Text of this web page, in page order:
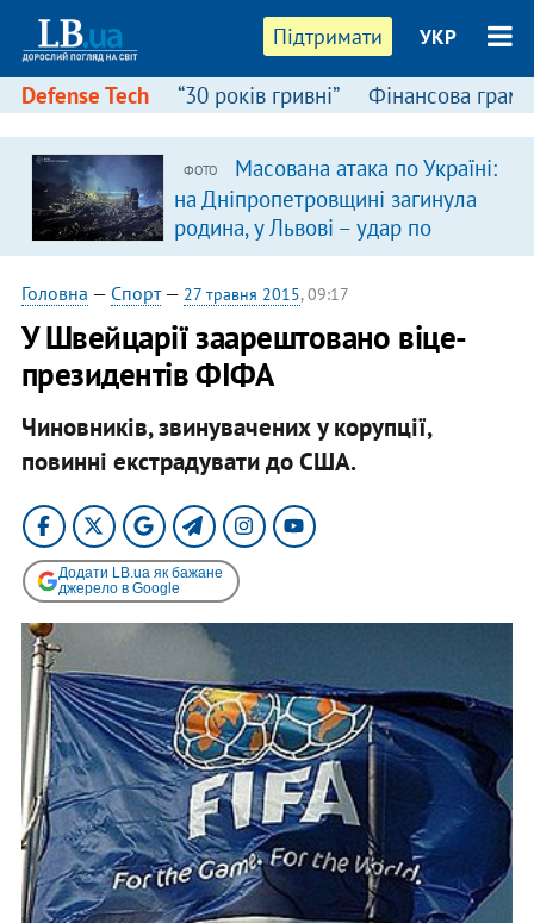
Підтримати УКР
Defense Tech “30 років гривні” Фінансова
ФОТО
Масована атака по Україні:
на Дніпропетровщині загинула
родина, у Львові – удар по
багатоповерхівках
(доповнюється)
Головна — Спорт— 27 травня 2015, 09:17
У Швейцарії заарештовано віце-
президентів ФІФА
Чиновників, звинувачених у корупції,
повинні екстрадувати до США.
Додати LB.ua як бажане
джерело в Google